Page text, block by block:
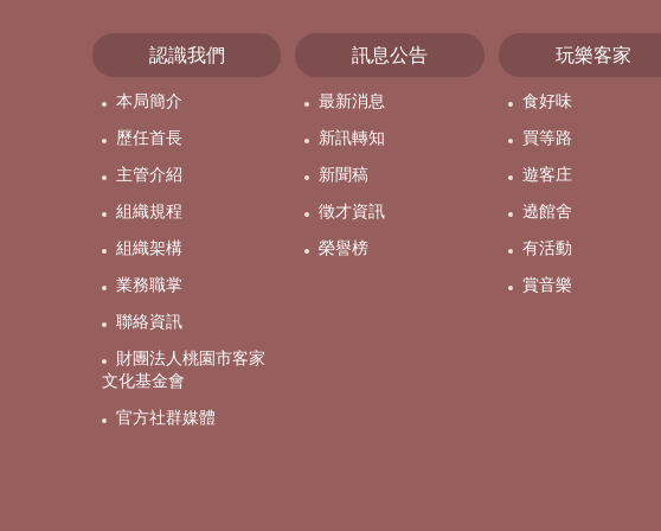
認識我們
本局簡介
歷任首長
主管介紹
組織規程
組織架構
業務職掌
聯絡資訊
財團法人桃園市客家
文化基金會
官方社群媒體
訊息公告
最新消息
新訊轉知
新聞稿
徵才資訊
榮譽榜
玩樂客家
食好味
買等路
遊客庄
遶館舍
有活動
賞音樂